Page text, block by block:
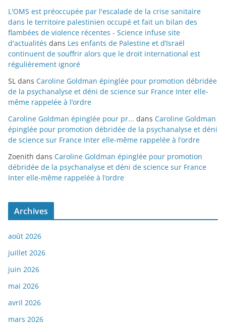
L'OMS est préoccupée par l'escalade de la crise sanitaire
dans le territoire palestinien occupé et fait un bilan des
flambées de violence récentes - Science infuse site
d'actualités dans Les enfants de Palestine et d’Israël
continuent de souffrir alors que le droit international est
régulièrement ignoré
SL dans Caroline Goldman épinglée pour promotion débridée
de la psychanalyse et déni de science sur France Inter elle-
même rappelée à l’ordre
Caroline Goldman épinglée pour pr... dans Caroline Goldman
épinglée pour promotion débridée de la psychanalyse et déni
de science sur France Inter elle-même rappelée à l’ordre
Zoenith dans Caroline Goldman épinglée pour promotion
débridée de la psychanalyse et déni de science sur France
Inter elle-même rappelée à l’ordre
Archives
août 2026
juillet 2026
juin 2026
mai 2026
avril 2026
mars 2026